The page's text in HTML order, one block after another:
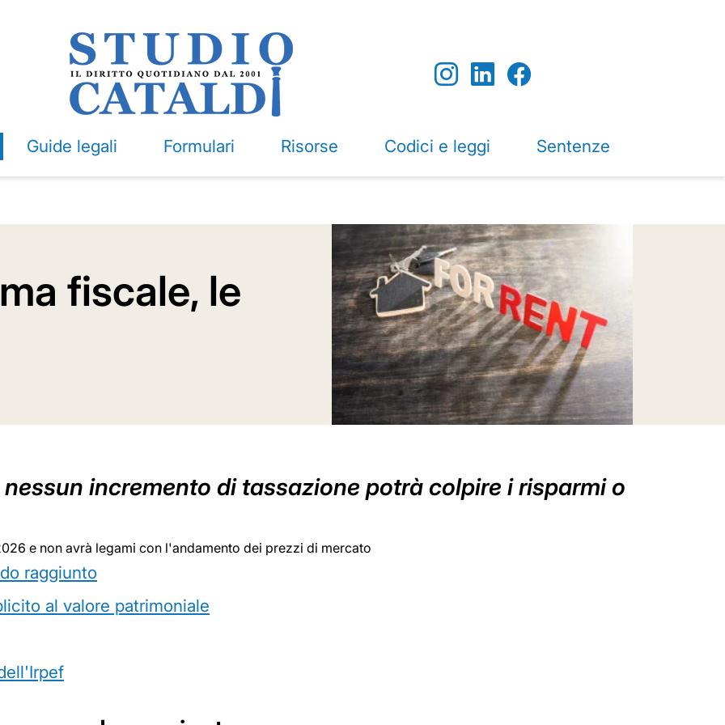
Guide legali Formulari Risorse Codici e leggi Sentenze
fiscale, le
incremento di tassazione potrà colpire i risparmi o
e non avrà legami con l'andamento dei prezzi di mercato
raggiunto
al valore patrimoniale